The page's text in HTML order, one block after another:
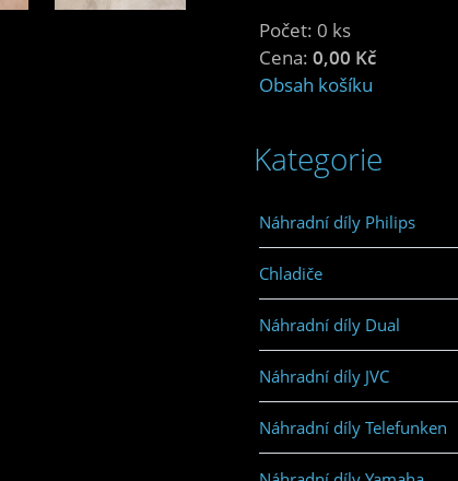
Počet: 0 ks
Cena: 0,00 Kč
Obsah košíku
Kategorie
Náhradní díly Philips
Chladiče
Náhradní díly Dual
Náhradní díly JVC
Náhradní díly Telefunken